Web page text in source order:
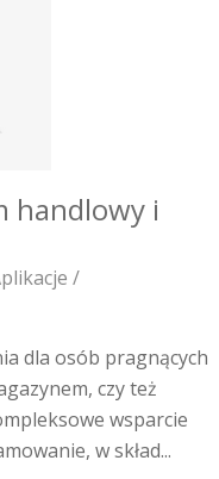
handlowy i
/
dla osób pragnących
czy też
wsparcie
w skład...